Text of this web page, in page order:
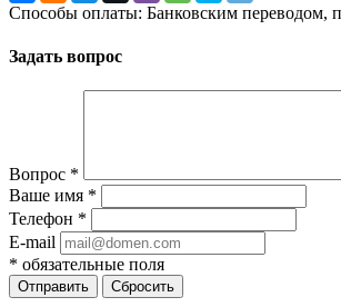
Способы оплаты: Банковским переводом,
Задать вопрос
Вопрос *
Ваше имя *
Телефон *
E-mail
* обязательные поля
Отправить Сбросить